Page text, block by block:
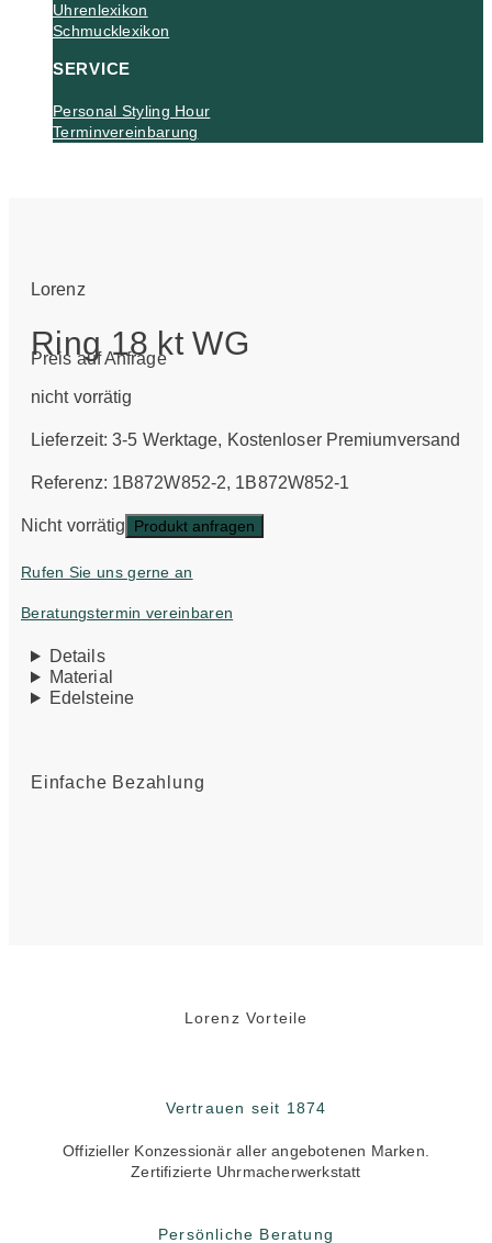
Uhrenlexikon
Schmucklexikon
SERVICE
Personal Styling Hour
Terminvereinbarung
Lorenz
Ring 18 kt WG
Preis auf Anfrage
nicht vorrätig
Lieferzeit:3-5 Werktage, Kostenloser Premiumversand
Referenz: 1B872W852-2, 1B872W852-1
Nicht vorrätig Produkt anfragen
Rufen Sie uns gerne an
Beratungstermin vereinbaren
Details
Material
Edelsteine
Einfache Bezahlung
Lorenz Vorteile
Vertrauen seit 1874
Offizieller Konzessionär aller angebotenen Marken.
Zertifizierte Uhrmacherwerkstatt
Persönliche Beratung